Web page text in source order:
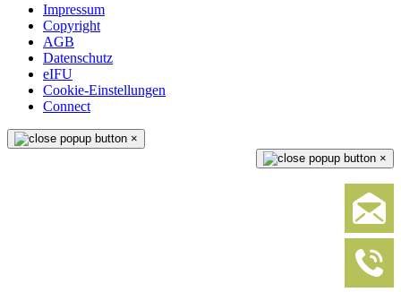
Impressum
Copyright
AGB
Datenschutz
eIFU
Cookie-Einstellungen
Connect
×
×